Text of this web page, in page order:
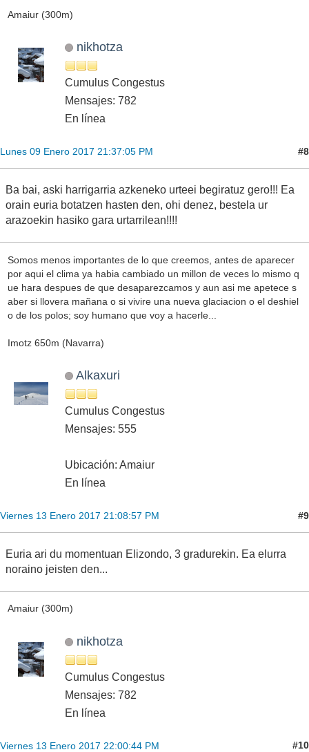
Amaiur (300m)
nikhotza
Cumulus Congestus
Mensajes: 782
En línea
Lunes 09 Enero 2017 21:37:05 PM #8
Ba bai, aski harrigarria azkeneko urteei begiratuz gero!!! Ea
orain euria botatzen hasten den, ohi denez, bestela ur
arazoekin hasiko gara urtarrilean!!!!
Somos menos importantes de lo que creemos, antes de aparecer
por aqui el clima ya habia cambiado un millon de veces lo mismo q
ue hara despues de que desaparezcamos y aun asi me apetece s
aber si llovera mañana o si vivire una nueva glaciacion o el deshiel
o de los polos; soy humano que voy a hacerle...
Imotz 650m (Navarra)
Alkaxuri
Cumulus Congestus
Mensajes: 555
Ubicación: Amaiur
En línea
Viernes 13 Enero 2017 21:08:57 PM #9
Euria ari du momentuan Elizondo, 3 gradurekin. Ea elurra
noraino jeisten den...
Amaiur (300m)
nikhotza
Cumulus Congestus
Mensajes: 782
En línea
Viernes 13 Enero 2017 22:00:44 PM #10